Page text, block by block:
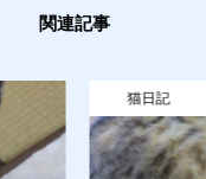
関連記事
猫日記